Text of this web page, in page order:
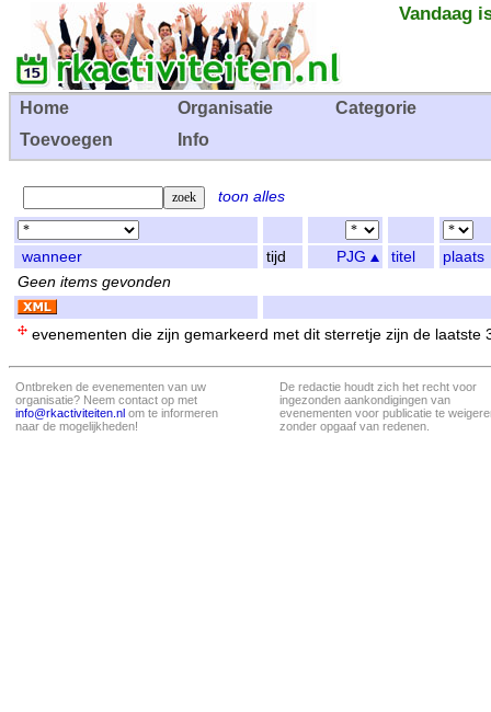
Vandaag
Home Organisatie
Categorie
Toevoegen
Info
toon alles
wanneer tijd PJG titel
plaats
Geen items gevonden
evenementen die zijn gemarkeerd met dit sterretje zijn de laatste
Ontbreken de evenementen van uw
organisatie? Neem contact op met
info@rkactiviteiten.nl om te informeren
naar de mogelijkheden!
De redactie houdt zich het recht voor
ingezonden aankondigingen van
evenementen voor publicatie te
zonder opgaaf van redenen.